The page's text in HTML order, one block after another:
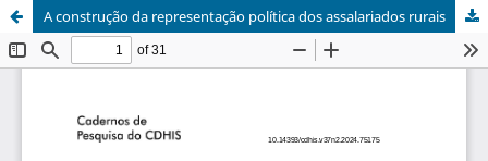
A construção da representação política dos assalariados rurais